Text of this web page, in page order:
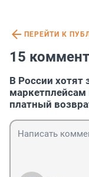
ПЕРЕЙТИ К
15
В России хотят
маркетплейсам
платный